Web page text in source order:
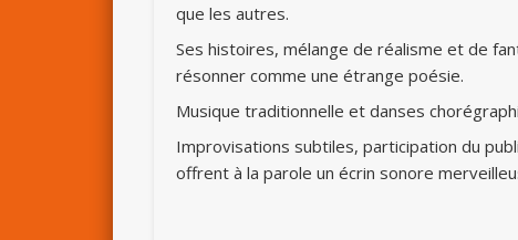
que les autres.
Ses histoires, mélange de réalisme et de
résonner comme une étrange poésie.
Musique traditionnelle et danses
Improvisations subtiles, participation du
offrent à la parole un écrin sonore